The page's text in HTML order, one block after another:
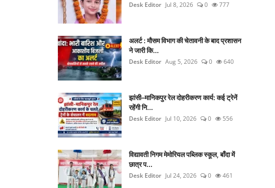
Desk Editor Jul 8, 2026 0 777
अलर्ट : मौसम विभाग की चेतावनी के बाद प्रशासन
ने जारी कि...
Desk Editor Aug 5, 2026 0 640
झांसी–मानिकपुर रेल दोहरीकरण कार्य: कई ट्रेनें
रहेंगी नि...
Desk Editor Jul 10, 2026 0 556
विद्यावती निगम मेमोरियल पब्लिक स्कूल, बाँदा में
छात्र प...
Desk Editor Jul 24, 2026 0 461